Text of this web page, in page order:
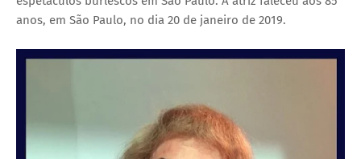
anos, em São Paulo, no dia 20 de janeiro de 2019.